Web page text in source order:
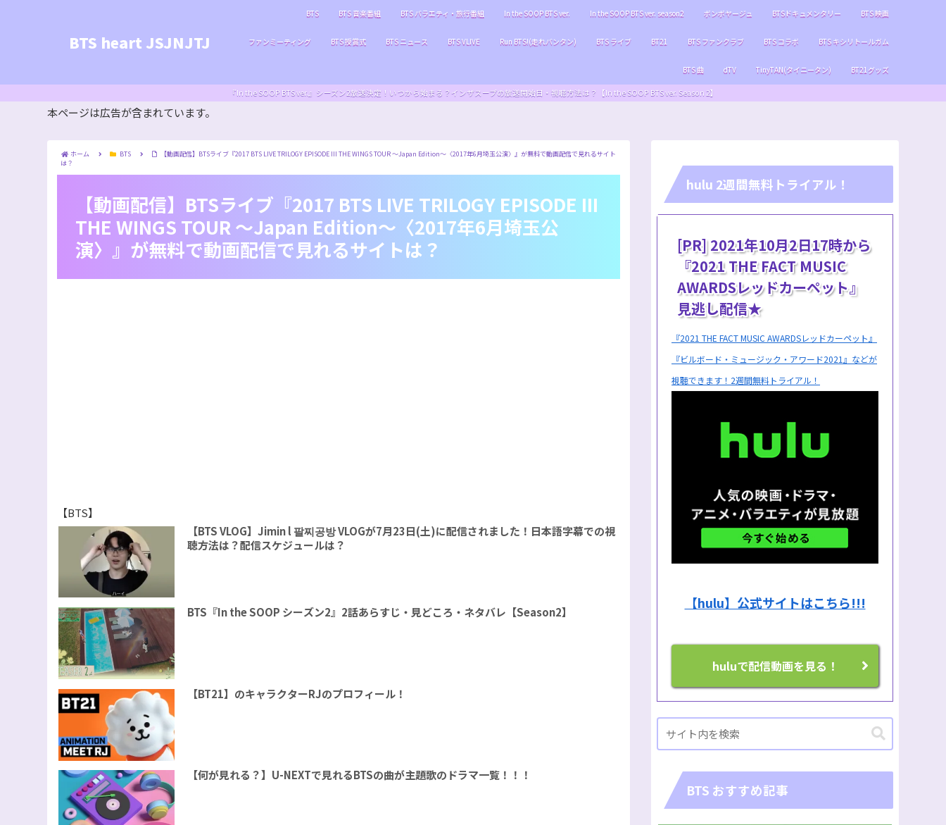
BTS heart JSJNJTJ
BTS BTS 音楽番組 BTS バラエティ・旅行番組 In the SOOP BTS ver. In the SOOP BTS ver. season2 ボンボヤージュ BTSドキュメンタリー BTS 映画
ファンミーティング BTS 授賞式 BTS ニュース BTS VLIVE Run BTS!(走れバンタン) BTS ライブ BT21 BTS ファンクラブ BTS コラボ BTS キシリトールガム
BTS 曲 dTV TinyTAN(タイニータン) BT21グッズ
『In the SOOP BTS ver.』シーズン2放送決定！いつから始まる？インザスープの放送開始日・視聴方法は？【In the SOOP BTS ver. Season 2】
本ページは広告が含まれています。
ホーム BTS
【動画配信】BTSライブ『2017 BTS LIVE TRILOGY EPISODE III THE WINGS TOUR ～Japan Edition～〈2017年6月埼玉公演〉』が無料で動画配信で見れるサイト
は？
【動画配信】BTSライブ『2017 BTS LIVE TRILOGY EPISODE III
THE WINGS TOUR ～Japan Edition～〈2017年6月埼玉公
演〉』が無料で動画配信で見れるサイトは？
【BTS】
【BTS VLOG】Jimin l 팔찌공방 VLOGが7月23日(土)に配信されました！日本語字幕での視
聴方法は？配信スケジュールは？
BTS『In the SOOP シーズン2』2話あらすじ・見どころ・ネタバレ【Season2】
【BT21】のキャラクターRJのプロフィール！
【何が見れる？】U-NEXTで見れるBTSの曲が主題歌のドラマ一覧！！！
hulu 2週間無料トライアル！
[PR] 2021年10月2日17時から
『2021 THE FACT MUSIC
AWARDSレッドカーペット』
見逃し配信★
『2021 THE FACT MUSIC AWARDSレッドカーペット』
『ビルボード・ミュージック・アワード2021』などが
視聴できます！2週間無料トライアル！
【hulu】公式サイトはこちら!!!
huluで配信動画を見る！
BTS おすすめ記事